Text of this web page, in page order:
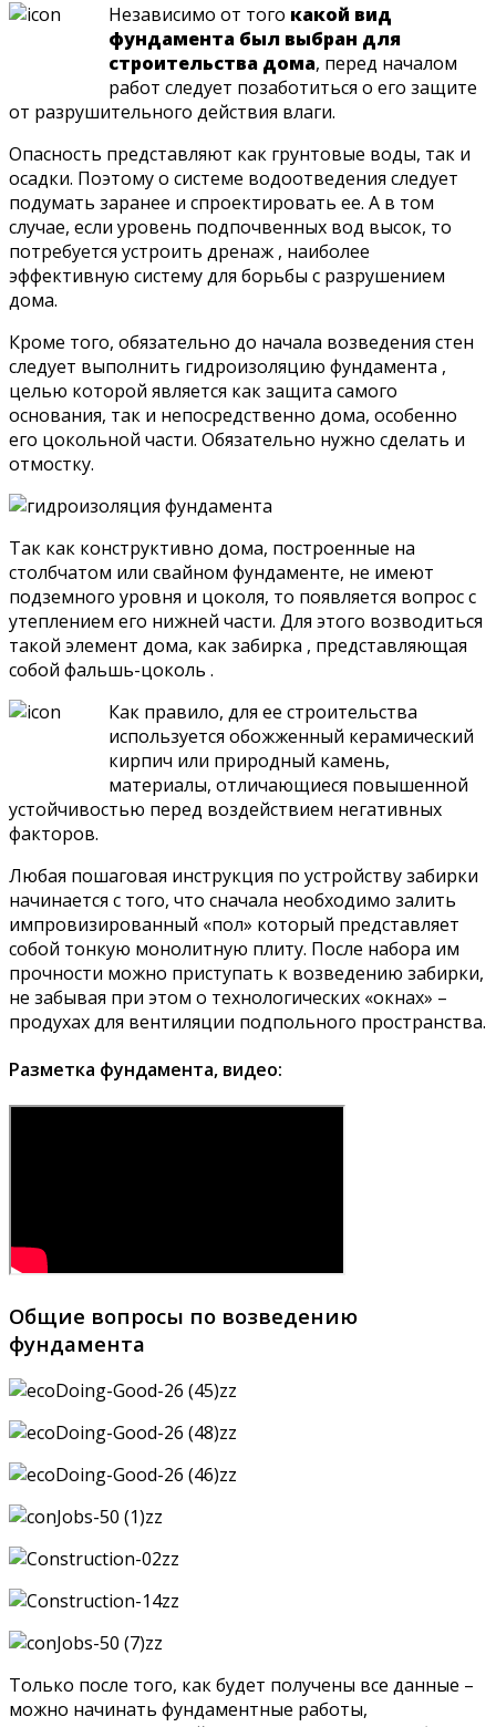
Независимо от того какой вид
фундамента был выбран для
строительства дома, перед началом
работ следует позаботиться о его защите
от разрушительного действия влаги.
Опасность представляют как грунтовые воды, так и
осадки. Поэтому о системе водоотведения следует
подумать заранее и спроектировать ее. А в том
случае, если уровень подпочвенных вод высок, то
потребуется устроить дренаж , наиболее
эффективную систему для борьбы с разрушением
дома.
Кроме того, обязательно до начала возведения стен
следует выполнить гидроизоляцию фундамента ,
целью которой является как защита самого
основания, так и непосредственно дома, особенно
его цокольной части. Обязательно нужно сделать и
отмостку.
Так как конструктивно дома, построенные на
столбчатом или свайном фундаменте, не имеют
подземного уровня и цоколя, то появляется вопрос с
утеплением его нижней части. Для этого возводиться
такой элемент дома, как забирка , представляющая
собой фальшь-цоколь .
Как правило, для ее строительства
используется обожженный керамический
кирпич или природный камень,
материалы, отличающиеся повышенной
устойчивостью перед воздействием негативных
факторов.
Любая пошаговая инструкция по устройству забирки
начинается с того, что сначала необходимо залить
импровизированный «пол» который представляет
собой тонкую монолитную плиту. После набора им
прочности можно приступать к возведению забирки,
не забывая при этом о технологических «окнах» –
продухах для вентиляции подпольного пространства.
Разметка фундамента, видео:
Общие вопросы по возведению
фундамента
Только после того, как будет получены все данные –
можно начинать фундаментные работы,